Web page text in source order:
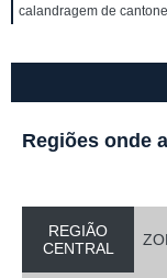
calandragem de
Regiões onde
REGIÃO
CENTRAL